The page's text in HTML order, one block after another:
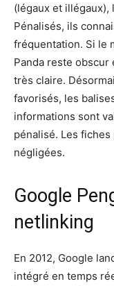
(légaux et
Pénalisés, ils
fréquentation. Si le
Panda reste
très claire.
favorisés, les
informations sont
pénalisé. Les
négligées.
Google
netlinking
En 2012, Google
intégré en temps